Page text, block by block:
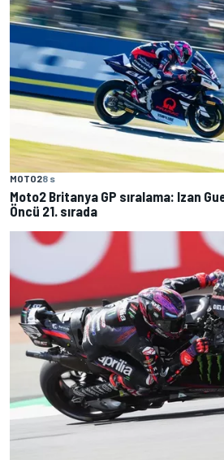
MOTO28 s
Moto2 Britanya GP sıralama: Izan
Öncü 21. sırada